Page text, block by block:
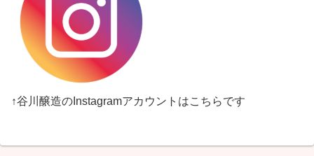
↑谷川醸造のInstagramアカウントはこちらです